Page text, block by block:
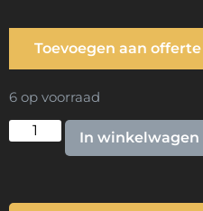
Toevoegen aan offerte
6 op voorraad
In winkelwagen